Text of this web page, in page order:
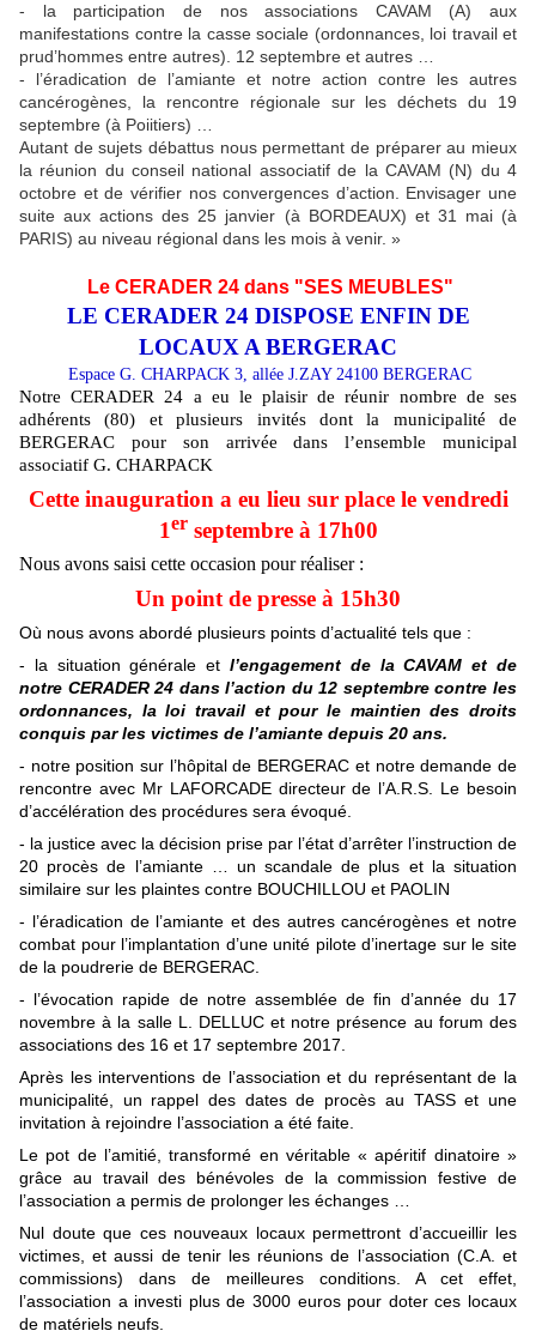
- la participation de nos associations CAVAM (A) aux
manifestations contre la casse sociale (ordonnances, loi travail et
prud’hommes entre autres). 12 septembre et autres …
- l’éradication de l’amiante et notre action contre les autres
cancérogènes, la rencontre régionale sur les déchets du 19
septembre (à Poiitiers) …
Autant de sujets débattus nous permettant de préparer au mieux
la réunion du conseil national associatif de la CAVAM (N) du 4
octobre et de vérifier nos convergences d’action. Envisager une
suite aux actions des 25 janvier (à BORDEAUX) et 31 mai (à
PARIS) au niveau régional dans les mois à venir. »
Le CERADER 24 dans "SES MEUBLES"
LE CERADER 24 DISPOSE ENFIN DE
LOCAUX A BERGERAC
Espace G. CHARPACK 3, allée J.ZAY 24100 BERGERAC
Notre CERADER 24 a eu le plaisir de réunir nombre de ses
adhérents (80) et plusieurs invités dont la municipalité de
BERGERAC pour son arrivée dans l’ensemble municipal
associatif G. CHARPACK
Cette inauguration a eu lieu sur place le vendredi
1erseptembre à 17h00
Nous avons saisi cette occasion pour réaliser :
Un point de presse à 15h30
Où nous avons abordé plusieurs points d’actualité tels que :
- la situation générale et l’engagement de la CAVAM et de
notre CERADER 24 dans l’action du 12 septembre contre les
ordonnances, la loi travail et pour le maintien des droits
conquis par les victimes de l’amiante depuis 20 ans.
- notre position sur l’hôpital de BERGERAC et notre demande de
rencontre avec Mr LAFORCADE directeur de l’A.R.S. Le besoin
d’accélération des procédures sera évoqué.
- la justice avec la décision prise par l’état d’arrêter l’instruction de
20 procès de l’amiante … un scandale de plus et la situation
similaire sur les plaintes contre BOUCHILLOU et PAOLIN
- l’éradication de l’amiante et des autres cancérogènes et notre
combat pour l’implantation d’une unité pilote d’inertage sur le site
de la poudrerie de BERGERAC.
- l’évocation rapide de notre assemblée de fin d’année du 17
novembre à la salle L. DELLUC et notre présence au forum des
associations des 16 et 17 septembre 2017.
Après les interventions de l’association et du représentant de la
municipalité, un rappel des dates de procès au TASS et une
invitation à rejoindre l’association a été faite.
Le pot de l’amitié, transformé en véritable « apéritif dinatoire »
grâce au travail des bénévoles de la commission festive de
l’association a permis de prolonger les échanges …
Nul doute que ces nouveaux locaux permettront d’accueillir les
victimes, et aussi de tenir les réunions de l’association (C.A. et
commissions) dans de meilleures conditions. A cet effet,
l’association a investi plus de 3000 euros pour doter ces locaux
de matériels neufs.